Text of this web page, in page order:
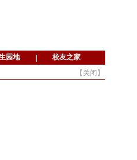
【 关闭 】